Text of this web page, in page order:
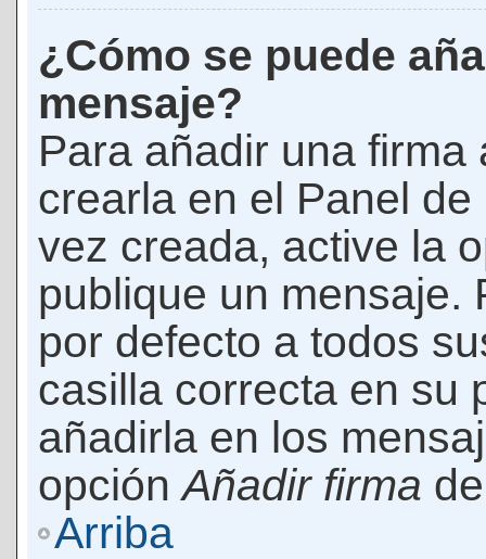
¿Cómo se puede
mensaje?
Para añadir una
crearla en el Panel
vez creada, active la
publique un mensaje.
por defecto a todos
casilla correcta en su
añadirla en los
opciónAñadir firma
Arriba